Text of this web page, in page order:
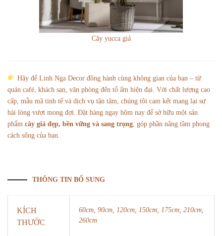
Cây yucca giả
Hãy để Linh Nga Decor đồng hành cùng không gian của bạn – từ
quán café, khách sạn, văn phòng đến tổ ấm hiện đại. Với chất lượng cao
cấp, mẫu mã tinh tế và dịch vụ tận tâm, chúng tôi cam kết mang lại sự
hài lòng vượt mong đợi. Đặt hàng ngay hôm nay để sở hữu một sản
phẩm cây giả đẹp, bền vững và sang trọng , góp phần nâng tầm phong
cách sống của bạn.
THÔNG TIN BỔ SUNG
KÍCH
THƯỚC
60cm, 90cm, 120cm, 150cm, 175cm, 210cm,
260cm